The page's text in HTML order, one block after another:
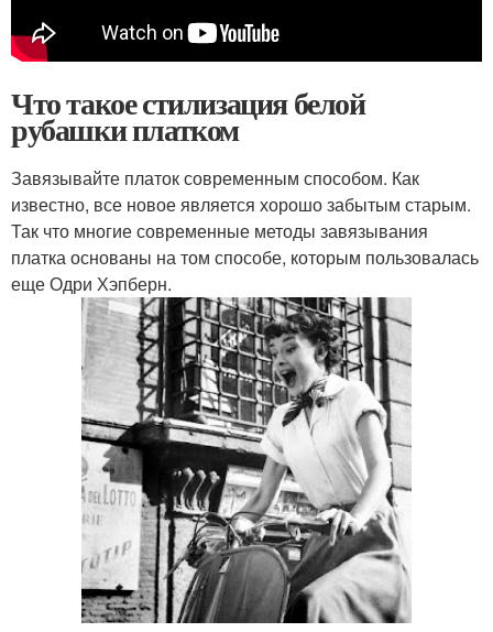
Что такое стилизация белой
рубашки платком
Завязывайте платок современным способом. Как
известно, все новое является хорошо забытым старым.
Так что многие современные методы завязывания
платка основаны на том способе, которым пользовалась
еще Одри Хэпберн.